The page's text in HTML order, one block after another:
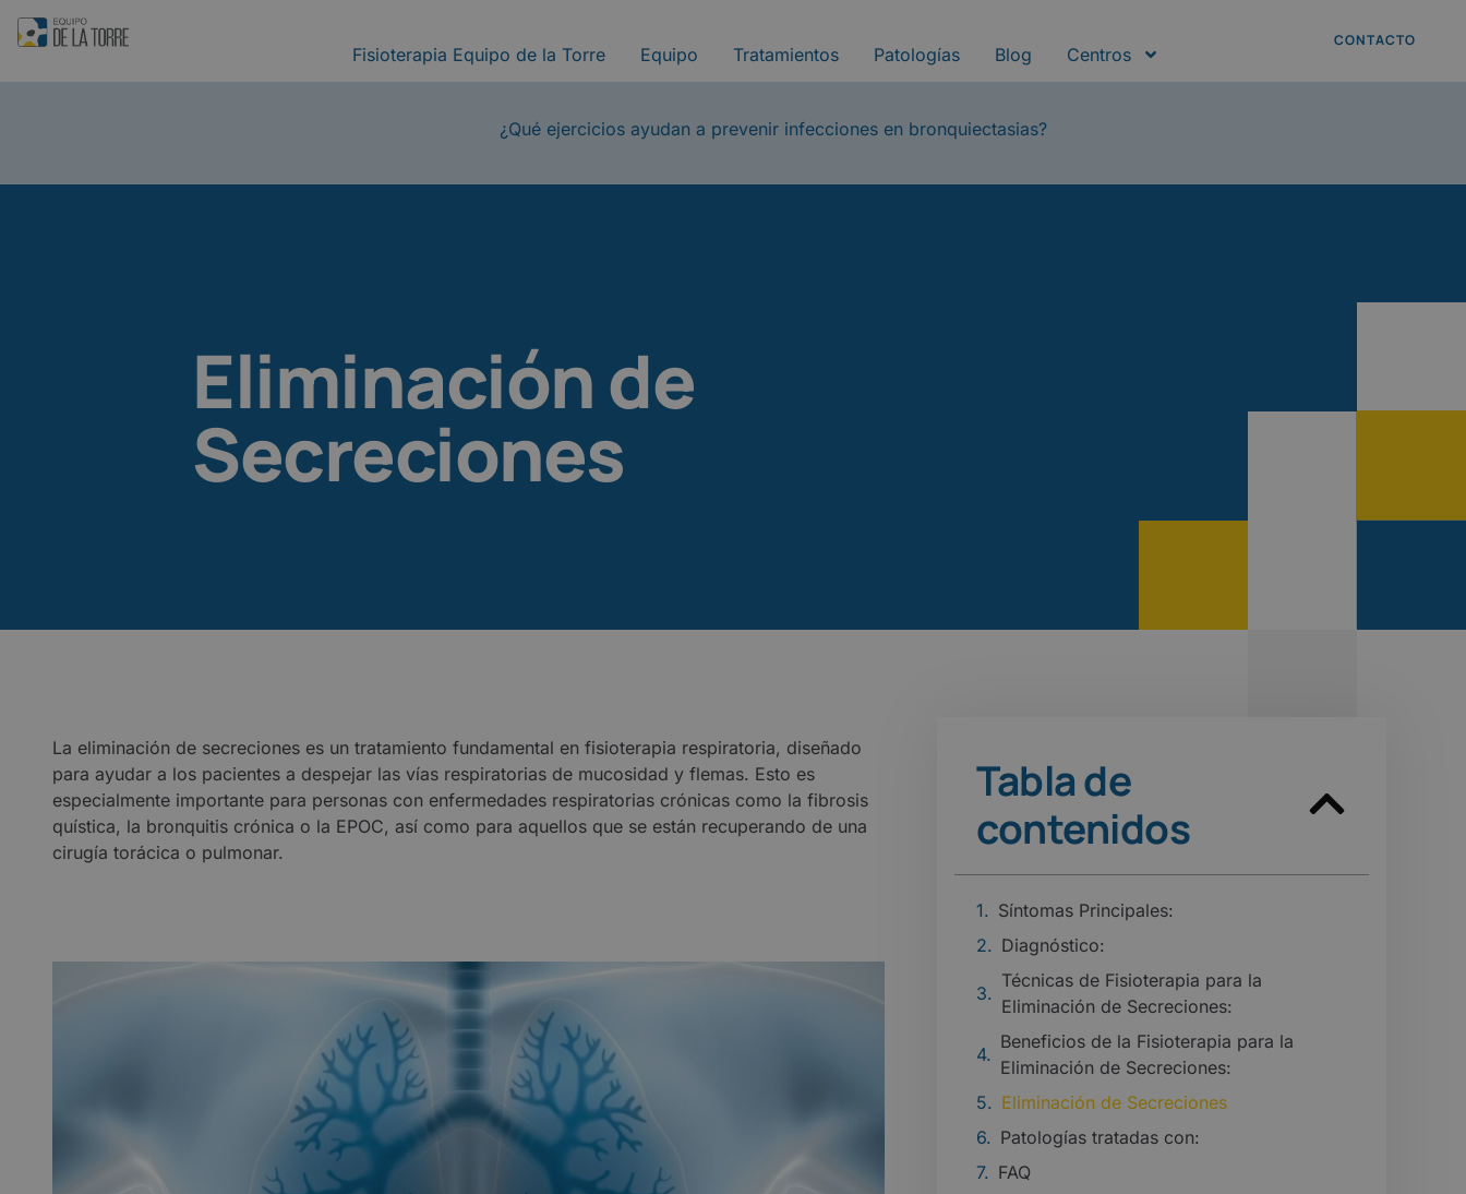
Fisioterapia Equipo de la Torre Equipo Tratamientos Patologías Blog Centros
¿Qué ejercicios ayudan a prevenir infecciones en bronquiectasias?
CONTACTO
Eliminación de
Secreciones
La eliminación de secreciones es un tratamiento fundamental en fisioterapia respiratoria, diseñado
para ayudar a los pacientes a despejar las vías respiratorias de mucosidad y flemas. Esto es
especialmente importante para personas con enfermedades respiratorias crónicas como la fibrosis
quística, la bronquitis crónica o la EPOC, así como para aquellos que se están recuperando de una
cirugía torácica o pulmonar.
Tabla de
contenidos
Síntomas Principales:
Diagnóstico:
Técnicas de Fisioterapia para la
Eliminación de Secreciones:
Beneficios de la Fisioterapia para la
Eliminación de Secreciones:
Eliminación de Secreciones
Patologías tratadas con:
FAQ